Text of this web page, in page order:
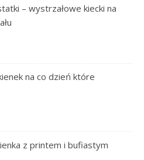
– wystrzałowe kiecki na
na co dzień które
z printem i bufiastym